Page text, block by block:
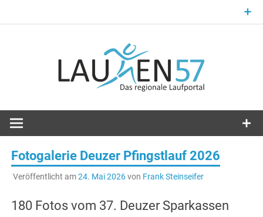
Laufen57
Fotogalerie Deuzer Pfingstlauf 2026
Veröffentlicht am24. Mai 2026von Frank Steinseifer
180 Fotos vom 37. Deuzer Sparkassen